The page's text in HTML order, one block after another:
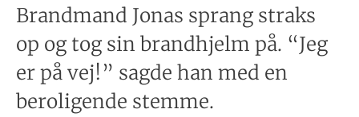
Brandmand Jonas sprang straks
op og tog sin brandhjelm på. “Jeg
er på vej!” sagde han med en
beroligende stemme.